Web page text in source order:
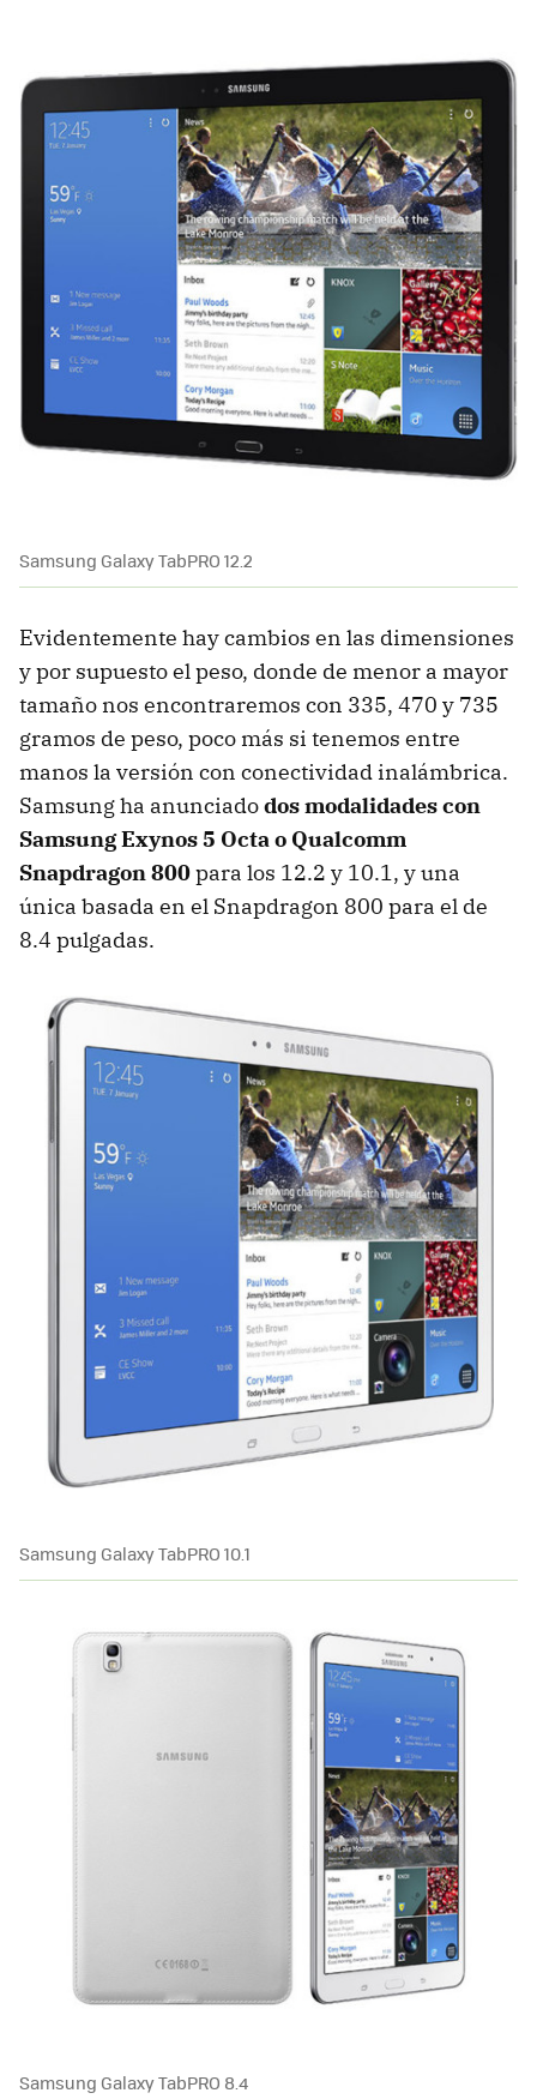
Samsung Galaxy TabPRO 12.2
Evidentemente hay cambios en las dimensiones
y por supuesto el peso, donde de menor a mayor
tamaño nos encontraremos con 335, 470 y 735
gramos de peso, poco más si tenemos entre
manos la versión con conectividad inalámbrica.
Samsung ha anunciadodos modalidades con
Samsung Exynos 5 Octa o Qualcomm
Snapdragon 800para los 12.2 y 10.1, y una
única basada en el Snapdragon 800 para el de
8.4 pulgadas.
Samsung Galaxy TabPRO 10.1
Samsung Galaxy TabPRO 8.4